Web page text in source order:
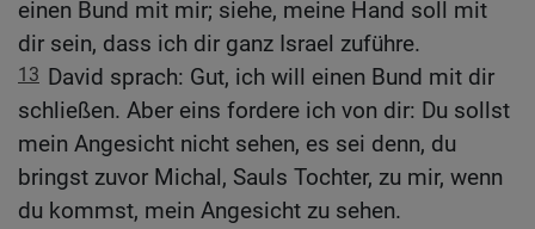
einen Bund mit mir; siehe, meine Hand soll mit
dir sein, dass ich dir ganz Israel zuführe.
13 David sprach: Gut, ich will einen Bund mit dir
schließen. Aber eins fordere ich von dir: Du sollst
mein Angesicht nicht sehen, es sei denn, du
bringst zuvor Michal, Sauls Tochter, zu mir, wenn
du kommst, mein Angesicht zu sehen.